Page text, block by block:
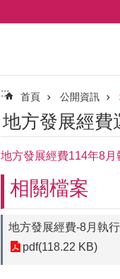
::: 首頁 公開資訊
地方發展經費
地方發展經費114年8月
相關檔案
地方發展經費-8月執
pdf(118.22 KB)